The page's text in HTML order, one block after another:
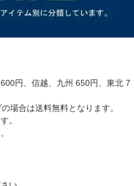
円、信越、九州 650円、東北 7
場合は送料無料となります。
。